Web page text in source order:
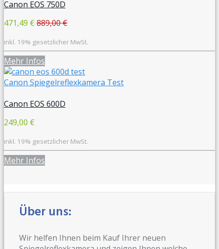
Canon EOS 750D
471,49 € 889,00 €
inkl. 19% gesetzlicher MwSt.
Mehr Infos
Canon Spiegelreflexkamera Test
Canon EOS 600D
249,00 €
inkl. 19% gesetzlicher MwSt.
Mehr Infos
Über uns:
Wir helfen Ihnen beim Kauf Ihrer neuen